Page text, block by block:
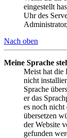
eingestellt
Uhr des
Nach oben
Meine Sprache
Meist hat die
nicht
Sprache
er das
es noch
übersetzen
der Website
gefunden